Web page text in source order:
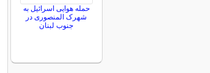
حمله هوایی اسرائیل به
شهرک المنصوری در
جنوب لبنان